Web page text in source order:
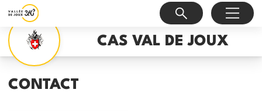
CAS VAL DE JOUX
CONTACT